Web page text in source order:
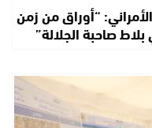
“أوراق من زمن
صاحبة الجلالة”